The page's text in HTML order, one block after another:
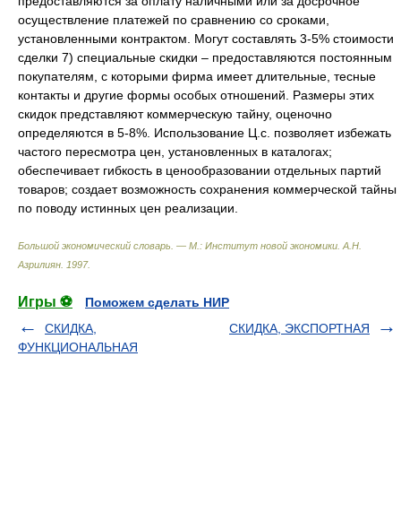
осуществление платежей по сравнению со сроками,
установленными контрактом. Могут составлять 3-5% стоимости
сделки 7) специальные скидки – предоставляются постоянным
покупателям, с которыми фирма имеет длительные, тесные
контакты и другие формы особых отношений. Размеры этих
скидок представляют коммерческую тайну, оценочно
определяются в 5-8%. Использование Ц.с. позволяет избежать
частого пересмотра цен, установленных в каталогах;
обеспечивает гибкость в ценообразовании отдельных партий
товаров; создает возможность сохранения коммерческой тайны
по поводу истинных цен реализации.
Большой экономический словарь. — М.: Институт новой экономики А.Н.
Азрилиян 1997.
Игры ⚽
Поможем сделать НИР
СКИДКА,
ФУНКЦИОНАЛЬНАЯ
СКИДКА, ЭКСПОРТНАЯ